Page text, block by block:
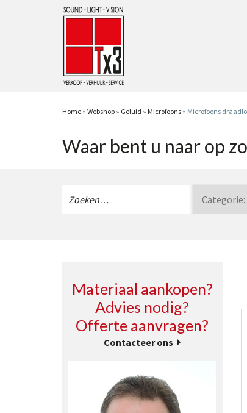
Home » Webshop » Geluid » Microfoons » Microfoons
Waar bent u naar op
naar:
Materiaal aankopen?
Advies nodig?
Offerte aanvragen?
Contacteer ons